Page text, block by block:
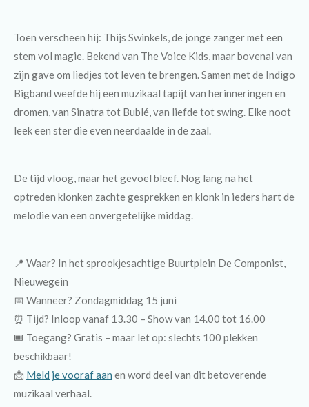
Toen verscheen hij: Thijs Swinkels, de jonge zanger met een
stem vol magie. Bekend van The Voice Kids, maar bovenal van
zijn gave om liedjes tot leven te brengen. Samen met de Indigo
Bigband weefde hij een muzikaal tapijt van herinneringen en
dromen, van Sinatra tot Bublé, van liefde tot swing. Elke noot
leek een ster die even neerdaalde in de zaal.
De tijd vloog, maar het gevoel bleef. Nog lang na het
optreden klonken zachte gesprekken en klonk in ieders hart de
melodie van een onvergetelijke middag.
📍 Waar? In het sprookjesachtige Buurtplein De Componist,
Nieuwegein
📅 Wanneer? Zondagmiddag 15 juni
⏰ Tijd? Inloop vanaf 13.30 – Show van 14.00 tot 16.00
🎟 Toegang? Gratis – maar let op: slechts 100 plekken
beschikbaar!
📩 Meld je vooraf aan en word deel van dit betoverende
muzikaal verhaal.